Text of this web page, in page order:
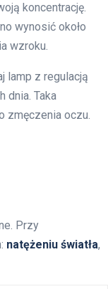
koncentrację.
wynosić około
wzroku.
lamp z regulacją
dnia. Taka
zmęczenia oczu.
Przy
natężeniu światła,